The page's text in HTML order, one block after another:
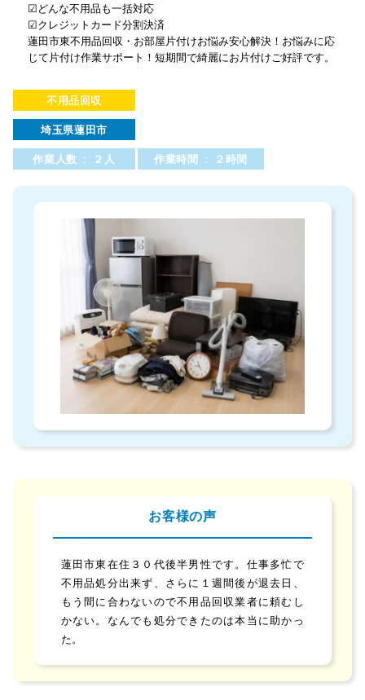
☑どんな不用品も一括対応
☑クレジットカード分割決済
蓮田市東不用品回収・お部屋片付けお悩み安心解決！お悩みに応
じて片付け作業サポート！短期間で綺麗にお片付けご好評です。
不用品回収
埼玉県蓮田市
作業人数 : ２人
作業時間 : ２時間
お客様の声
蓮田市東在住３０代後半男性です。仕事多忙で
不用品処分出来ず、さらに１週間後が退去日、
もう間に合わないので不用品回収業者に頼むし
かない。なんでも処分できたのは本当に助かっ
た。